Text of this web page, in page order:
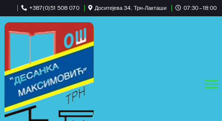
+387(0)51 508 070 Доситејева 34, Трн-Лакташи 07:30 – 18:00